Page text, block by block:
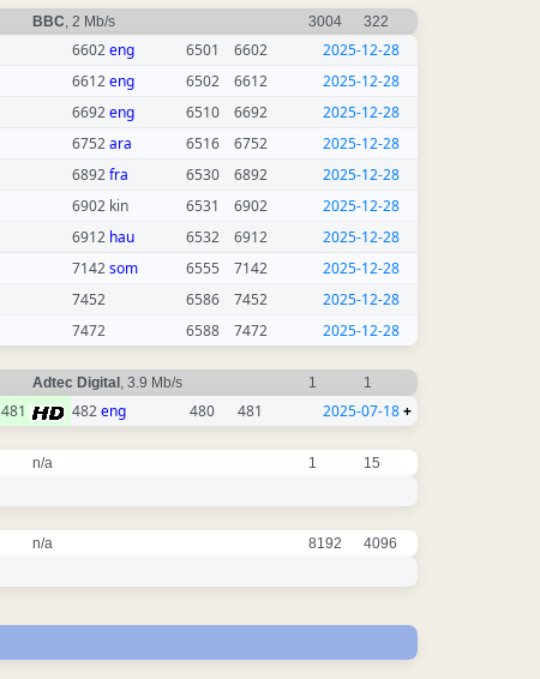
BBC, 2 Mb/s 3004 322
6602eng 6501 6602
2025-12-28
6612eng 6502 6612
2025-12-28
6692eng 6510 6692
2025-12-28
6752ara 6516 6752
2025-12-28
6892fra 6530 6892
2025-12-28
6902 kin 6531 6902
2025-12-28
6912 hau 6532 6912
2025-12-28
7142som 6555 7142
2025-12-28
7452 6586 7452
2025-12-28
7472 6588 7472 2025-12-28
Adtec Digital , 3.9 Mb/s 1 1
481 482eng 480 481 2025-07-18+
n/a 1 15
n/a 8192 4096